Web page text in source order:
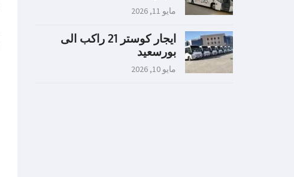
مايو 11, 2026
ايجار كوستر 21 راكب الى
بورسعيد
مايو 10, 2026